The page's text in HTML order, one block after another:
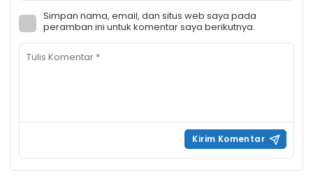
Simpan nama, email, dan situs web saya pada
peramban ini untuk komentar saya berikutnya.